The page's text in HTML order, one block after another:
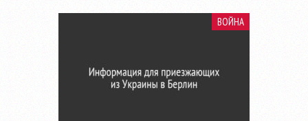
ВОЙНА